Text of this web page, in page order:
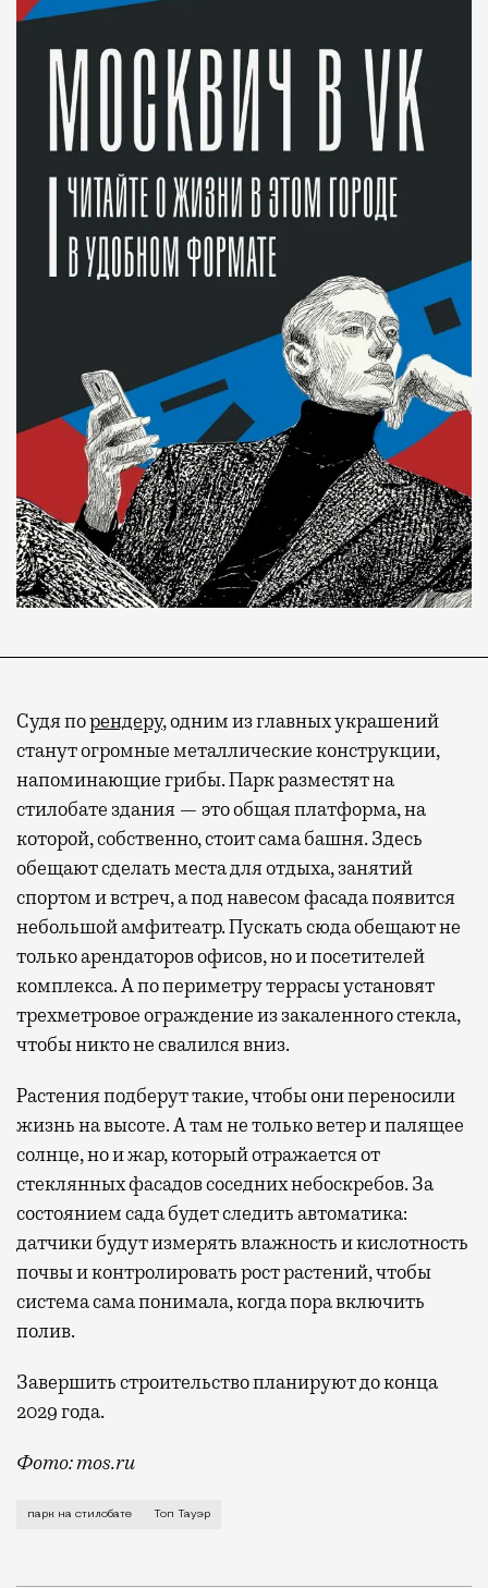
Судя порендеру, одним из главных украшений
станут огромные металлические конструкции,
напоминающие грибы. Парк разместят на
стилобате здания — это общая платформа, на
которой, собственно, стоит сама башня. Здесь
обещают сделать места для отдыха, занятий
спортом и встреч, а под навесом фасада появится
небольшой амфитеатр. Пускать сюда обещают не
только арендаторов офисов, но и посетителей
комплекса. А по периметру террасы установят
трехметровое ограждение из закаленного стекла,
чтобы никто не свалился вниз.
Растения подберут такие, чтобы они переносили
жизнь на высоте. А там не только ветер и палящее
солнце, но и жар, который отражается от
стеклянных фасадов соседних небоскребов. За
состоянием сада будет следить автоматика:
датчики будут измерять влажность и кислотность
почвы и контролировать рост растений, чтобы
система сама понимала, когда пора включить
полив.
Завершить строительство планируют до конца
2029 года.
Фото: mos.ru
В «Сити» скоро станет чуть меньше стекла и чуть
парк на стилобате Топ Тауэр